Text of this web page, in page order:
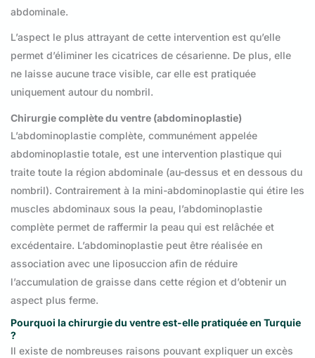
abdominale.
L’aspect le plus attrayant de cette intervention est qu’elle
permet d’éliminer les cicatrices de césarienne. De plus, elle
ne laisse aucune trace visible, car elle est pratiquée
uniquement autour du nombril.
Chirurgie complète du ventre (abdominoplastie)
L’abdominoplastie complète, communément appelée
abdominoplastie totale, est une intervention plastique qui
traite toute la région abdominale (au-dessus et en dessous du
nombril). Contrairement à la mini-abdominoplastie qui étire les
muscles abdominaux sous la peau, l’abdominoplastie
complète permet de raffermir la peau qui est relâchée et
excédentaire. L’abdominoplastie peut être réalisée en
association avec une liposuccion afin de réduire
l’accumulation de graisse dans cette région et d’obtenir un
aspect plus ferme.
Pourquoi la chirurgie du ventre est-elle pratiquée en Turquie
?
Il existe de nombreuses raisons pouvant expliquer un excès